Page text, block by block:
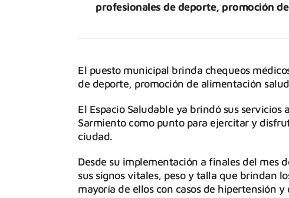
profesionales de deporte, promoción
El puesto municipal brinda chequeos
de deporte, promoción de alimentación
El Espacio Saludable ya brindó sus
Sarmiento como punto para ejercitar y
ciudad.
Desde su implementación a finales del mes
sus signos vitales, peso y talla que brindan
mayoría de ellos con casos de hipertensión y